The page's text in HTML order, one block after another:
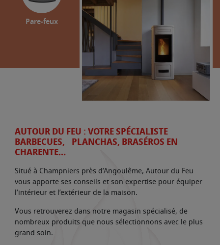
Pare-feux
AUTOUR DU FEU : VOTRE SPÉCIALISTE
BARBECUES, PLANCHAS, BRASÉROS EN
CHARENTE…
Situé à Champniers près d’Angoulême, Autour du Feu
vous apporte ses conseils et son expertise pour équiper
l’intérieur et l’extérieur de la maison.
Vous retrouverez dans notre magasin spécialisé, de
nombreux produits que nous sélectionnons avec le plus
grand soin.